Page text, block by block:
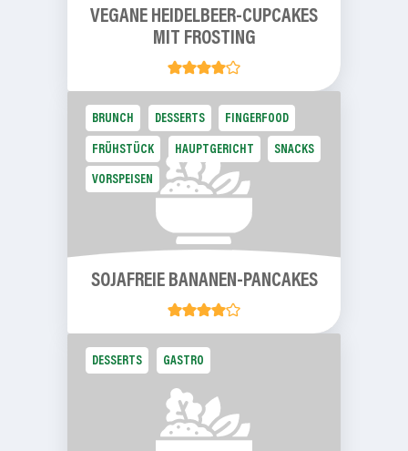
VEGANE HEIDELBEER-CUPCAKES
MIT FROSTING
BRUNCH DESSERTS FINGERFOOD
FRÜHSTÜCK HAUPTGERICHT SNACKS
VORSPEISEN
SOJAFREIE BANANEN-PANCAKES
DESSERTS GASTRO